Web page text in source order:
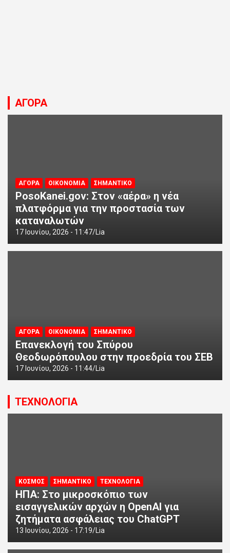
ΑΓΟΡΑ
ΑΓΟΡΑ ΟΙΚΟΝΟΜΙΑ ΣΗΜΑΝΤΙΚΟ
PosoKanei.gov: Στον «αέρα» η νέα
πλατφόρμα για την προστασία των
καταναλωτών
17 Ιουνίου, 2026 - 11:47 Lia
ΑΓΟΡΑ ΟΙΚΟΝΟΜΙΑ ΣΗΜΑΝΤΙΚΟ
Επανεκλογή του Σπύρου
Θεοδωρόπουλου στην προεδρία του ΣΕΒ
17 Ιουνίου, 2026 - 11:44 Lia
ΤΕΧΝΟΛΟΓΙΑ
ΚΟΣΜΟΣ ΣΗΜΑΝΤΙΚΟ ΤΕΧΝΟΛΟΓΙΑ
ΗΠΑ: Στο μικροσκόπιο των
εισαγγελικών αρχών η OpenAI για
ζητήματα ασφάλειας του ChatGPT
13 Ιουνίου, 2026 - 17:19 Lia